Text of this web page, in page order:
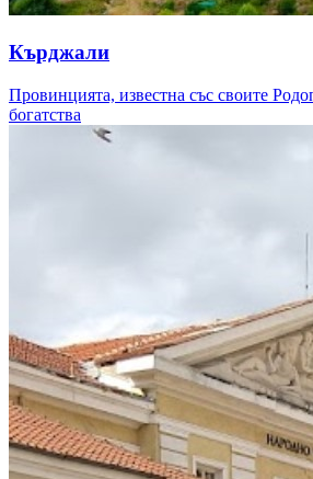
Кърджали
Провинцията, известна със своите
богатства